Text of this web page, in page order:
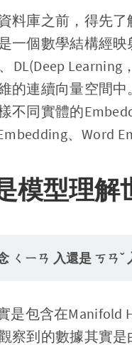
料庫之前，得先
一個數學結構經
DL(Deep
的連續向量空間
不同實體的
、Word
模型理解
ㄑㄧㄢ 入還是 ㄎㄢˇ
是包含在Manifold
察到的數據其實